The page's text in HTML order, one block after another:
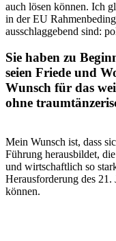
auch lösen können. Ich
in der EU
ausschlaggebend sind:
Sie haben zu
seien Friede und
Wunsch für das
ohne
Mein Wunsch ist, dass
Führung herausbildet,
und wirtschaftlich so
Herausforderung des 21.
können.